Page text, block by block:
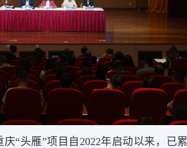
“头雁”项目自2022年启动以来，已累